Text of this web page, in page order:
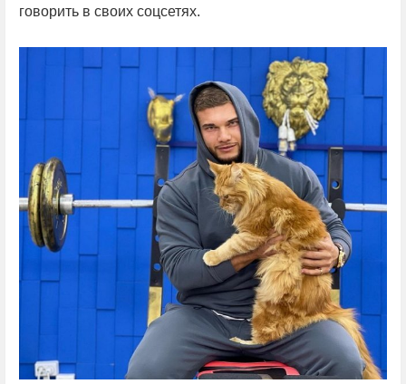
говорить в своих соцсетях.